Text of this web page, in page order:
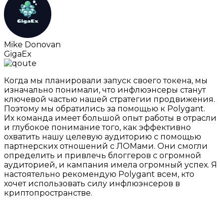
Mike Donovan
GigaEx
Когда мы планировали запуск своего токена, мы
изначально понимали, что инфлюэнсеры станут
ключевой частью нашей стратегии продвижения.
Поэтому мы обратились за помощью к Polygant.
Их команда имеет большой опыт работы в отрасли
и глубокое понимание того, как эффективно
охватить нашу целевую аудиторию с помощью
партнерских отношений с ЛОМами. Они смогли
определить и привлечь блоггеров с огромной
аудиторией, и кампания имела огромный успех. Я
настоятельно рекомендую Polygant всем, кто
хочет использовать силу инфлюэнсеров в
криптопространстве.